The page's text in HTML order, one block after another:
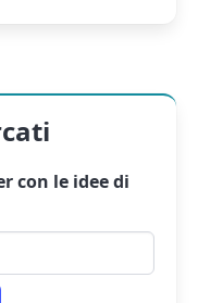
con le idee di